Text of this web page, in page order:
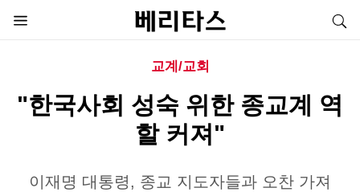
교계/교회
"한국사회 성숙 위한 종교계 역
할 커져"
이재명 대통령, 종교 지도자들과 오찬 가져